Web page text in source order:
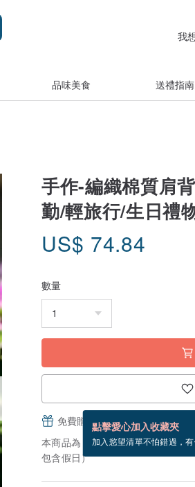
我
品味美食 送禮指南
手作-編織棉質肩
勤/輕旅行/生日禮
US$ 74.84
數量
點擊愛心加入收藏夾
加入慾望清單不怕錯過，
免費贈送電子賀卡，結帳完成
本商品為「接單訂製」。付款後
包含假日）